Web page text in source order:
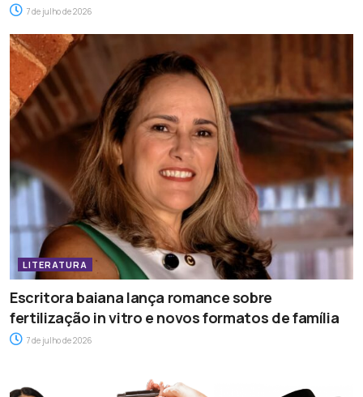
7 de julho de 2026
LITERATURA
Escritora baiana lança romance sobre
fertilização in vitro e novos formatos de família
7 de julho de 2026